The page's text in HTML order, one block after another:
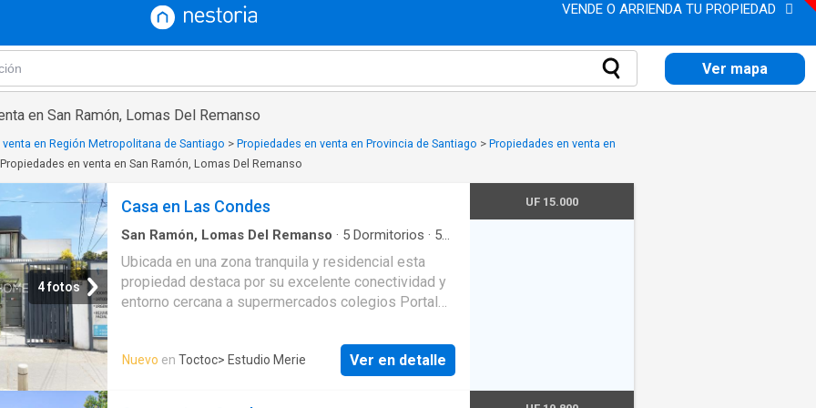
VENDE O ARRIENDA TU PROPIEDAD
Ver mapa
en San Ramón, Lomas Del Remanso
en Región Metropolitana de Santiago > Propiedades en venta en Provincia de Santiago > Propiedades en venta en
Propiedades en venta en San Ramón, Lomas Del Remanso
4 fotos
Casa en Las Condes
San Ramón, Lomas Del Remanso · 5 Dormitorios · 5
Ubicada en una zona tranquila y residencial esta
propiedad destaca por su excelente conectividad y
entorno cercana a supermercados colegios Portal
principales atributos es su versatilidad de uso: es
ideal para quienes desean trabajar desde la casa
especialmente profesionales como dentistas
Nuevo en Toctoc> Estudio Merie Ver en detalle
UF 15.000